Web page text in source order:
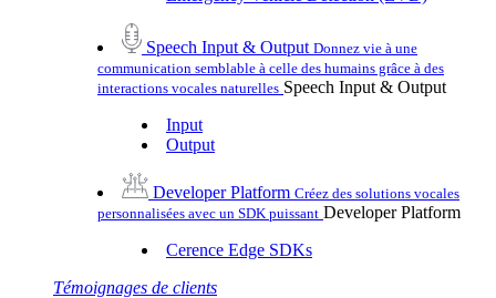
Speech Input & Output Donnez vie à une
communication semblable à celle des humains grâce à des
interactions vocales naturelles Speech Input & Output
Input
Output
Developer Platform Créez des solutions vocales
personnalisées avec un SDK puissant Developer Platform
Cerence Edge SDKs
Témoignages de clients